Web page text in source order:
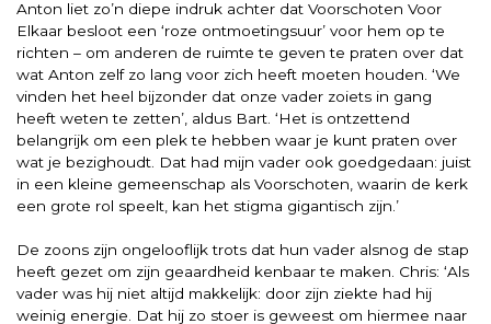
Anton liet zo’n diepe indruk achter dat Voorschoten Voor
Elkaar besloot een ‘roze ontmoetingsuur’ voor hem op te
richten – om anderen de ruimte te geven te praten over dat
wat Anton zelf zo lang voor zich heeft moeten houden. ‘We
vinden het heel bijzonder dat onze vader zoiets in gang
heeft weten te zetten’, aldus Bart. ‘Het is ontzettend
belangrijk om een plek te hebben waar je kunt praten over
wat je bezighoudt. Dat had mijn vader ook goedgedaan: juist
in een kleine gemeenschap als Voorschoten, waarin de kerk
een grote rol speelt, kan het stigma gigantisch zijn.’
De zoons zijn ongelooflijk trots dat hun vader alsnog de stap
heeft gezet om zijn geaardheid kenbaar te maken. Chris: ‘Als
vader was hij niet altijd makkelijk: door zijn ziekte had hij
weinig energie. Dat hij zo stoer is geweest om hiermee naar